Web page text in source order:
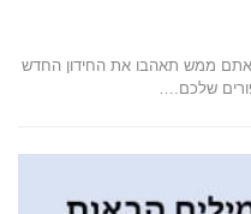
ממש תאהבו את החידון החדש
שלכם.…